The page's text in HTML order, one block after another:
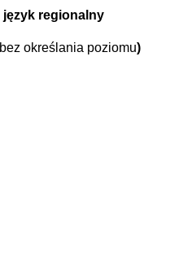
język regionalny
bez określania poziomu)